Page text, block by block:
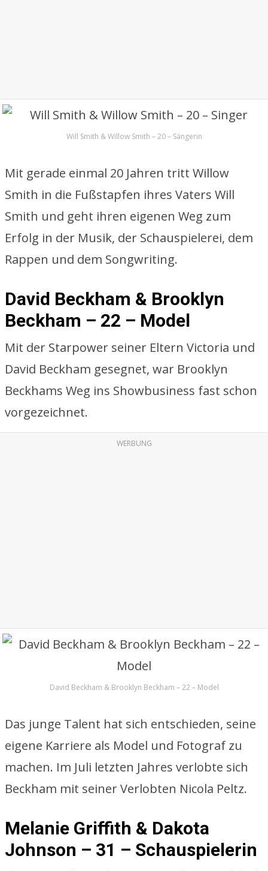
Will Smith & Willow Smith – 20 – Sängerin
Mit gerade einmal 20 Jahren tritt Willow
Smith in die Fußstapfen ihres Vaters Will
Smith und geht ihren eigenen Weg zum
Erfolg in der Musik, der Schauspielerei, dem
Rappen und dem Songwriting.
David Beckham & Brooklyn
Beckham – 22 – Model
Mit der Starpower seiner Eltern Victoria und
David Beckham gesegnet, war Brooklyn
Beckhams Weg ins Showbusiness fast schon
vorgezeichnet.
WERBUNG
David Beckham & Brooklyn Beckham – 22 – Model
Das junge Talent hat sich entschieden, seine
eigene Karriere als Model und Fotograf zu
machen. Im Juli letzten Jahres verlobte sich
Beckham mit seiner Verlobten Nicola Peltz.
Melanie Griffith & Dakota
Johnson – 31 – Schauspielerin